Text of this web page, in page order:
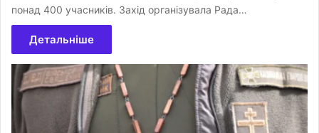
понад 400 учасників. Захід організувала Рада…
Детальніше